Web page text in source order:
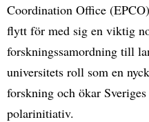
Coordination Office
flytt för med sig en viktig
forskningssamordning till
universitets roll som en
forskning och ökar
polarinitiativ.